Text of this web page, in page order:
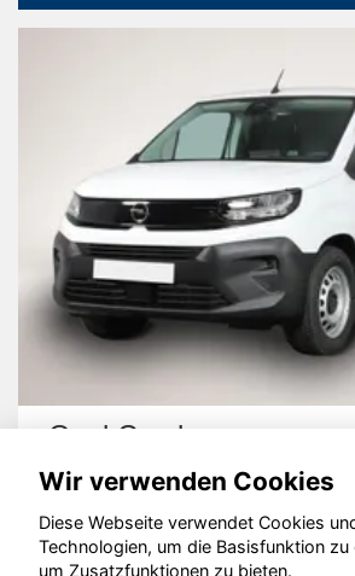
Opel Combo
© konjunkturmotor.de GmbH
Wir verwenden Cookies
Diese Webseite verwendet Cookies
Technologien, um die Basisfunktion
um Zusatzfunktionen zu bieten.